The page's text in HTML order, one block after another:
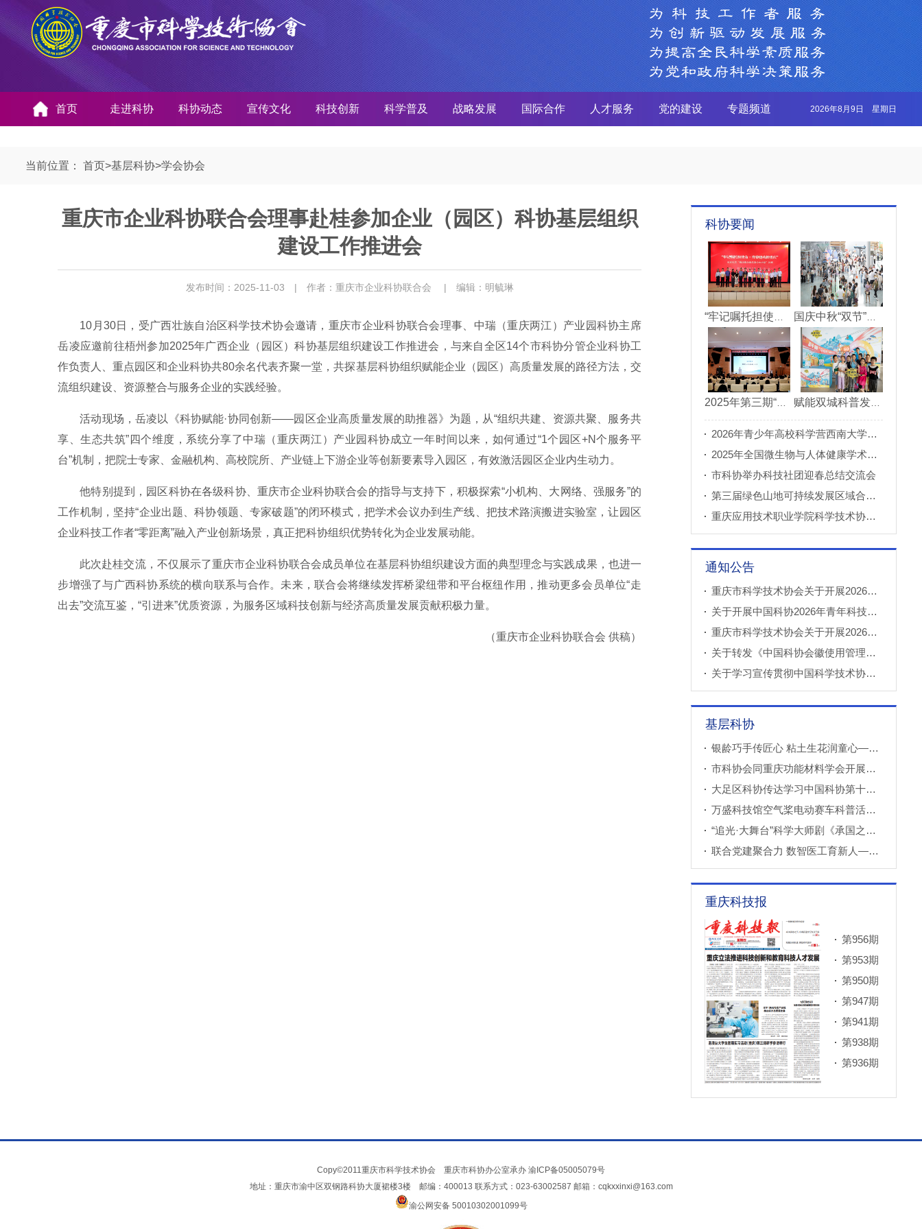
首页 走进科协 科协动态 宣传文化 科技创新 科学普及 战略发展 国际合作 人才服务 党的建设 专题频道 2026年8月9日 星期日
当前位置： 首页>基层科协>学会协会
重庆市企业科协联合会理事赴桂参加企业（园区）科协基层组织
建设工作推进会
发布时间：2025-11-03 | 作者：重庆市企业科协联合会 | 编辑：明毓琳
10月30日，受广西壮族自治区科学技术协会邀请，重庆市企业科协联合会理事、中瑞（重庆两江）产业园科协主席
岳凌应邀前往梧州参加2025年广西企业（园区）科协基层组织建设工作推进会，与来自全区14个市科协分管企业科协工
作负责人、重点园区和企业科协共80余名代表齐聚一堂，共探基层科协组织赋能企业（园区）高质量发展的路径方法，交
流组织建设、资源整合与服务企业的实践经验。
活动现场，岳凌以《科协赋能·协同创新——园区企业高质量发展的助推器》为题，从“组织共建、资源共聚、服务共
享、生态共筑”四个维度，系统分享了中瑞（重庆两江）产业园科协成立一年时间以来，如何通过“1个园区+N个服务平
台”机制，把院士专家、金融机构、高校院所、产业链上下游企业等创新要素导入园区，有效激活园区企业内生动力。
他特别提到，园区科协在各级科协、重庆市企业科协联合会的指导与支持下，积极探索“小机构、大网络、强服务”的
工作机制，坚持“企业出题、科协领题、专家破题”的闭环模式，把学术会议办到生产线、把技术路演搬进实验室，让园区
企业科技工作者“零距离”融入产业创新场景，真正把科协组织优势转化为企业发展动能。
此次赴桂交流，不仅展示了重庆市企业科协联合会成员单位在基层科协组织建设方面的典型理念与实践成果，也进一
步增强了与广西科协系统的横向联系与合作。未来，联合会将继续发挥桥梁纽带和平台枢纽作用，推动更多会员单位“走
出去”交流互鉴，“引进来”优质资源，为服务区域科技创新与经济高质量发展贡献积极力量。
（重庆市企业科协联合会 供稿）
科协要闻
2026年青少年高校科学营西南大学分营正式开营
2025年全国微生物与人体健康学术论坛在重庆召开
市科协举办科技社团迎春总结交流会
第三届绿色山地可持续发展区域合作国际论坛成功举办
重庆应用技术职业学院科学技术协会正式成立
通知公告
重庆市科学技术协会关于开展2026年科普创新实验室建设项目申报工作的通知
关于开展中国科协2026年青年科技人才培育工程工程师专项计划推荐工作的通知
重庆市科学技术协会关于开展2026年科技小院申报推荐工作的通知
关于转发《中国科协会徽使用管理规定》的通知
关于学习宣传贯彻中国科学技术协会第十一次全国代表大会精神的通知
基层科协
银龄巧手传匠心 粘土生花润童心——万盛经开区老科协走进建设社区开展创意粘土手工课
市科协会同重庆功能材料学会开展调研
大足区科协传达学习中国科协第十一次全国代表大会精神
万盛科技馆空气桨电动赛车科普活动进社区
“追光·大舞台”科学大师剧《承国之书》云阳、巫溪巡演成功
联合党建聚合力 数智医工育新人——重庆西部数智医疗研究院开展庆“七一”联合主题党（团）日暨正确政绩观专题学习交流活动
重庆科技报
第956期
第953期
第950期
第947期
第941期
第938期
第936期
Copy©2011重庆市科学技术协会 重庆市科协办公室承办 渝ICP备05005079号
地址：重庆市渝中区双钢路科协大厦裙楼3楼 邮编：400013 联系方式：023-63002587 邮箱：cqkxxinxi@163.com
渝公网安备 50010302001099号